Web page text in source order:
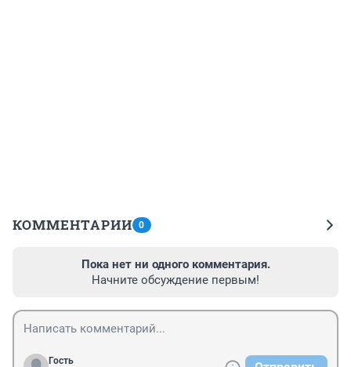
КОММЕНТАРИИ 0
Пока нет ни одного комментария.
Начните обсуждение первым!
Гость